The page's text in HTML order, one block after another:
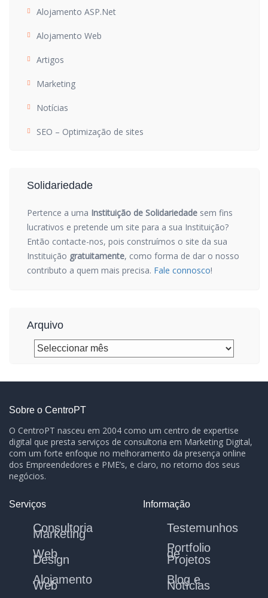
Alojamento ASP.Net
Alojamento Web
Artigos
Marketing
Notícias
SEO – Optimização de sites
Solidariedade
Pertence a uma Instituição de Solidariedade sem fins
lucrativos e pretende um site para a sua Instituição?
Então contacte-nos, pois construímos o site da sua
Instituição gratuitamente, como forma de dar o nosso
contributo a quem mais precisa. Fale connosco!
Arquivo
Sobre o CentroPT
O CentroPT nasceu em 2004 como um centro de expertise
digital que presta serviços de consultoria em Marketing Digital,
com um forte enfoque no melhoramento da presença online
dos Empreendedores e PME’s, e claro, no retorno dos seus
negócios.
Serviços
Consultoria
Marketing
Web
Design
Alojamento
Web
Informação
Testemunhos
Portfolio
de
Projetos
Blog e
Notícias